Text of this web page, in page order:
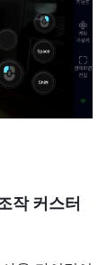
작 커스터